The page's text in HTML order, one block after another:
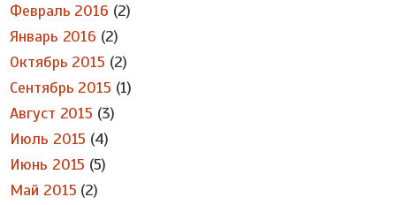
Февраль 2016 (2)
Январь 2016 (2)
Октябрь 2015 (2)
Сентябрь 2015 (1)
Август 2015 (3)
Июль 2015 (4)
Июнь 2015 (5)
Май 2015 (2)